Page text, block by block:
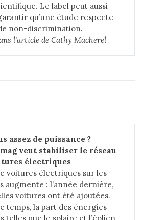
Le label peut aussi
qu’une étude respecte
non-discrimination.
l'article de Cathy Macherel
assez de puissance ?
veut stabiliser le réseau
électriques
voitures électriques sur les
augmente : l’année dernière,
voitures ont été ajoutées.
temps, la part des énergies